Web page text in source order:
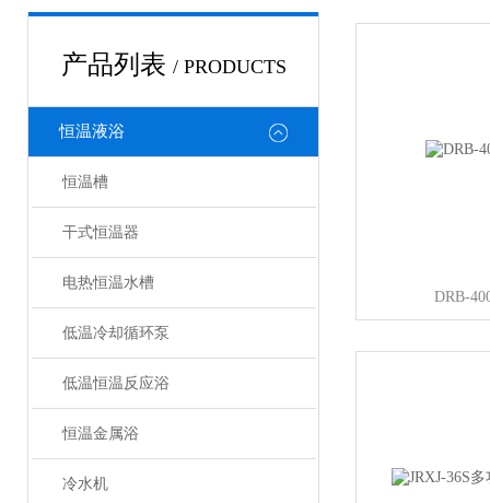
产品列表 / PRODUCTS
恒温液浴
恒温槽
干式恒温器
电热恒温水槽
低温冷却循环泵
低温恒温反应浴
恒温金属浴
冷水机
DRB-